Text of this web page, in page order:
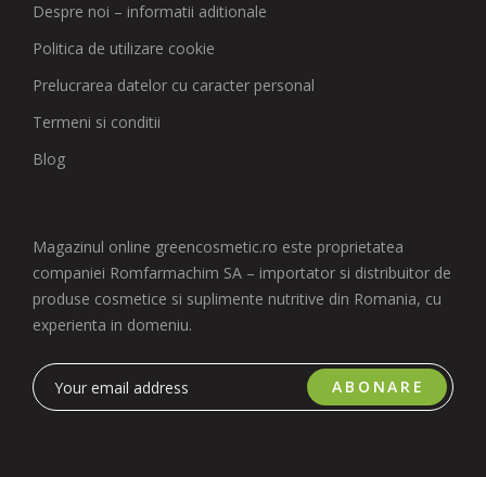
Despre noi – informatii aditionale
Politica de utilizare cookie
Prelucrarea datelor cu caracter personal
Termeni si conditii
Blog
Magazinul online greencosmetic.ro este proprietatea
companiei Romfarmachim SA – importator si distribuitor de
produse cosmetice si suplimente nutritive din Romania, cu
experienta in domeniu.
ABONARE